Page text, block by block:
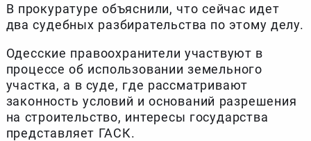
В прокуратуре объяснили, что сейчас идет
два судебных разбирательства по этому делу.
Одесские правоохранители участвуют в
процессе об использовании земельного
участка, а в суде, где рассматривают
законность условий и оснований разрешения
на строительство, интересы государства
представляет ГАСК.